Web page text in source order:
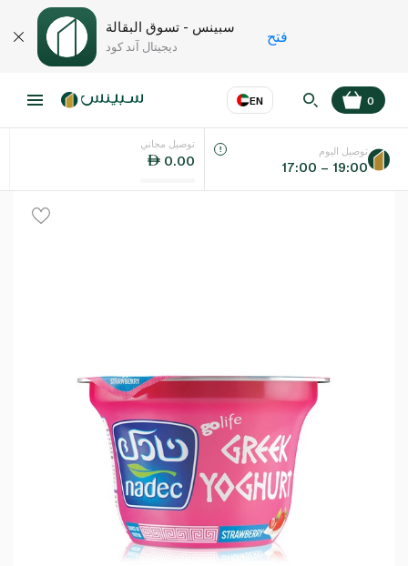
سبينس - تسوق البقالة
ديجيتال آند كود
فتح
EN
اللغة عر
0
توصيل مجاني
0.00
توصيل اليوم
17:00 – 19:00